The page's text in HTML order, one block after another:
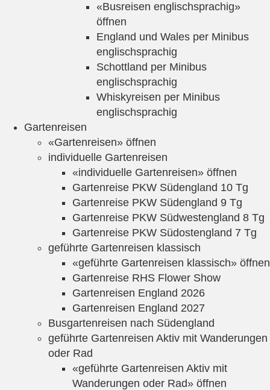
«Busreisen englischsprachig»
öffnen
England und Wales per Minibus
englischsprachig
Schottland per Minibus
englischsprachig
Whiskyreisen per Minibus
englischsprachig
Gartenreisen
«Gartenreisen» öffnen
individuelle Gartenreisen
«individuelle Gartenreisen» öffnen
Gartenreise PKW Südengland 10 Tg
Gartenreise PKW Südengland 9 Tg
Gartenreise PKW Südwestengland 8 Tg
Gartenreise PKW Südostengland 7 Tg
geführte Gartenreisen klassisch
«geführte Gartenreisen klassisch» öffnen
Gartenreise RHS Flower Show
Gartenreisen England 2026
Gartenreisen England 2027
Busgartenreisen nach Südengland
geführte Gartenreisen Aktiv mit Wanderungen
oder Rad
«geführte Gartenreisen Aktiv mit
Wanderungen oder Rad» öffnen